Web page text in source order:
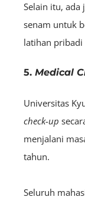
Selain itu, ada
senam untuk
latihan pribadi
5. Medical
Universitas
check-up
menjalani
tahun.
Seluruh